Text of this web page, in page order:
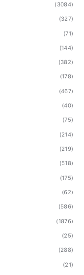
(3084)
(327)
(71)
(144)
(382)
(178)
(467)
(40)
(75)
(214)
(219)
(518)
(175)
(62)
(586)
(1876)
(25)
(288)
(21)